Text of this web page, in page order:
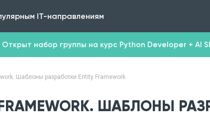
IT-направлениям
Открыт набор группы на курс Python Developer + AI
Шаблоны разработки Entity Framework
ШАБЛОНЫ